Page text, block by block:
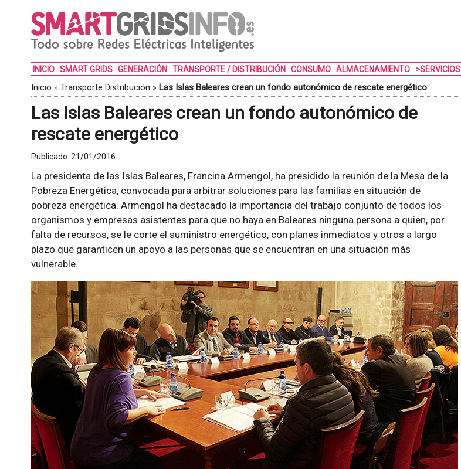
INICIO SMART GRIDS GENERACIÓN TRANSPORTE / DISTRIBUCIÓN CONSUMO ALMACENAMIENTO >SERVICIOS
Inicio » Transporte Distribución » Las Islas Baleares crean un fondo autonómico de rescate energético
Las Islas Baleares crean un fondo autonómico de
rescate energético
Publicado: 21/01/2016
La presidenta de las Islas Baleares, Francina Armengol, ha presidido la reunión de la Mesa de la
Pobreza Energética, convocada para arbitrar soluciones para las familias en situación de
pobreza energética. Armengol ha destacado la importancia del trabajo conjunto de todos los
organismos y empresas asistentes para que no haya en Baleares ninguna persona a quien, por
falta de recursos, se le corte el suministro energético, con planes inmediatos y otros a largo
plazo que garanticen un apoyo a las personas que se encuentran en una situación más
vulnerable.